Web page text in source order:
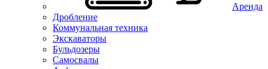
Аренда
Дробление
Коммунальная техника
Экскаваторы
Бульдозеры
Самосвалы